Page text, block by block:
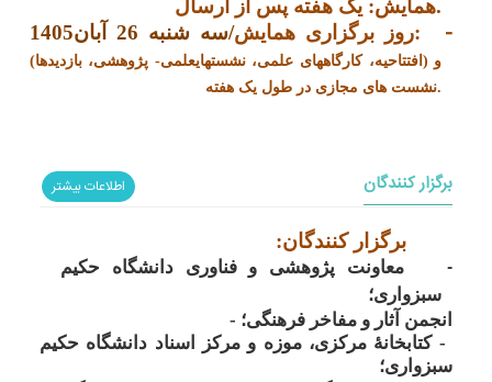
همایش: یک هفته پس از ارسال.
- روز برگزاری همایش: سه شنبه 26 آبان1405/
(افتتاحیه، کارگاه­های علمی، نشست­های­علمی- پژوهشی، بازدیدها) و
نشست های مجازی در طول یک هفته.
برگزار کنندگان اطلاعات بیشتر
برگزار کنندگان:
-
معاونت پژوهشی و فناوری دانشگاه حکیم
سبزواری؛
- انجمن آثار و مفاخر فرهنگی؛
- کتابخانۀ مرکزی، موزه و مرکز اسناد دانشگاه حکیم
سبزواری؛